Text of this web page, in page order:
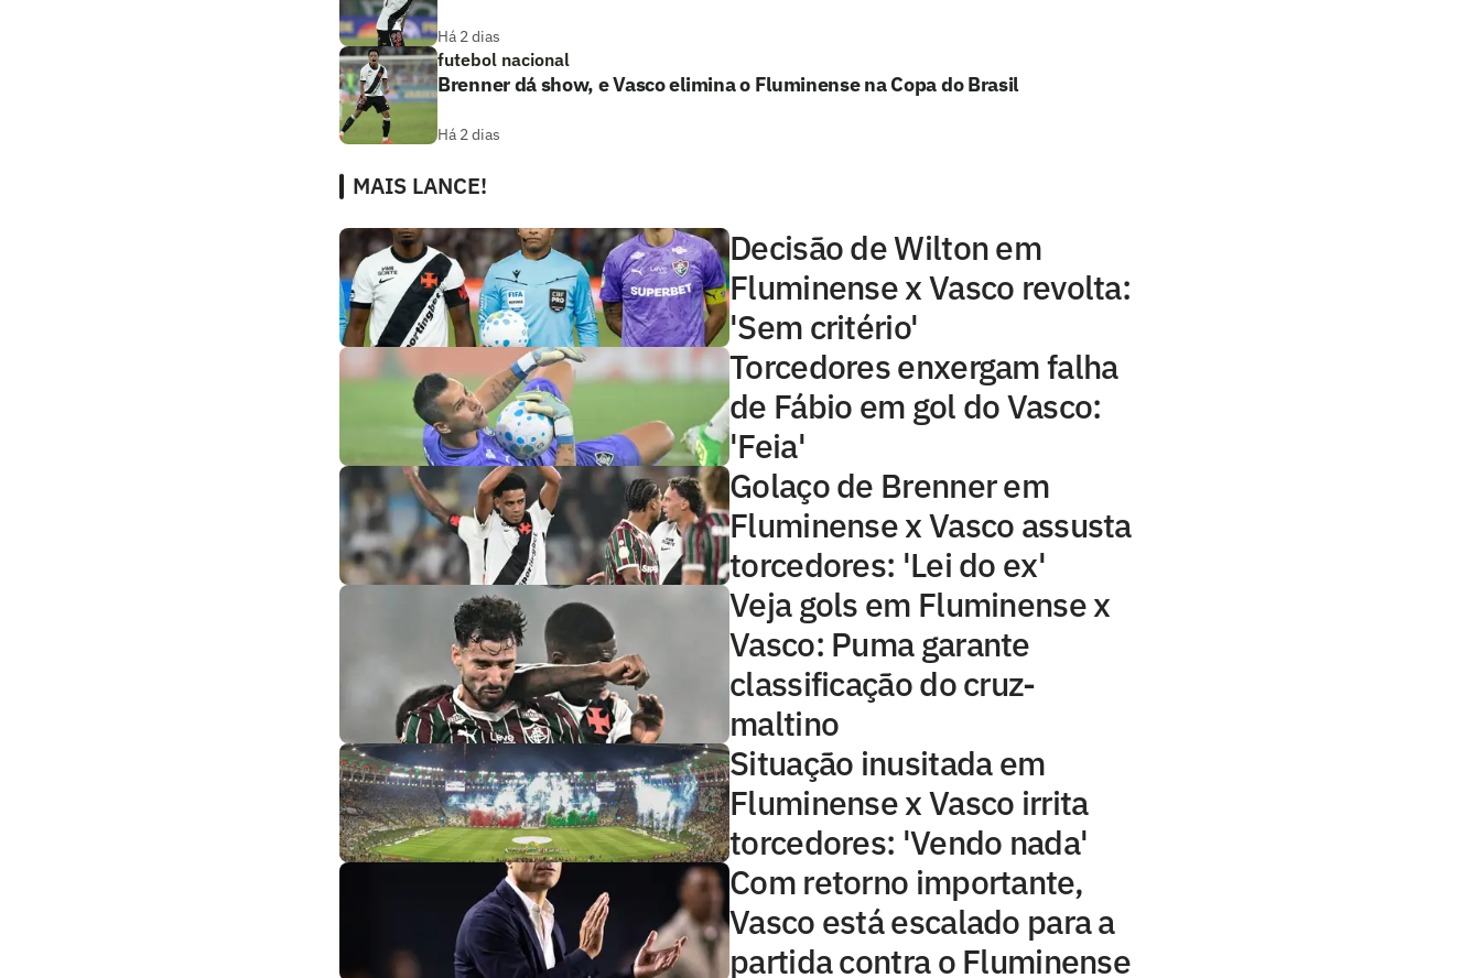
Há 2 dias
futebol nacional
Brenner dá show, e Vasco elimina o Fluminense na Copa do Brasil
Há 2 dias
MAIS LANCE!
Decisão de Wilton em
Fluminense x Vasco revolta:
'Sem critério'
Torcedores enxergam falha
de Fábio em gol do Vasco:
'Feia'
Golaço de Brenner em
Fluminense x Vasco assusta
torcedores: 'Lei do ex'
Veja gols em Fluminense x
Vasco: Puma garante
classificação do cruz-
maltino
Situação inusitada em
Fluminense x Vasco irrita
torcedores: 'Vendo nada'
Com retorno importante,
Vasco está escalado para a
partida contra o Fluminense